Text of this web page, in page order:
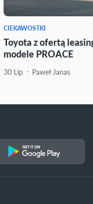
CIEKAWOSTKI
Toyota z ofertą
modele PROACE
30 Lip Paweł Janas